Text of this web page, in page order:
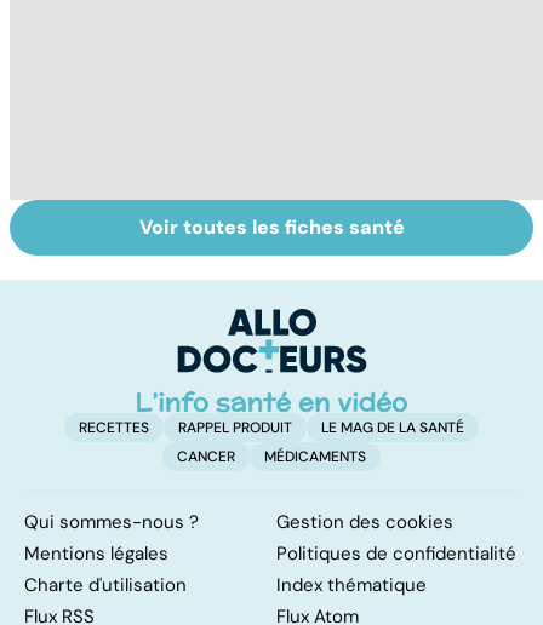
La main, un outil
utile mais fragile
Le système
immunitaire : les
l'organisme
Voir toutes les fiches santé
RECETTES RAPPEL PRODUIT
LE MAG DE LA SANTÉ
CANCER
MÉDICAMENTS
Qui sommes-nous ?
Gestion des cookies
Mentions légales
Politiques de confidentialité
Charte d'utilisation
Index thématique
Flux RSS
Flux Atom